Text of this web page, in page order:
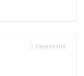
Responder